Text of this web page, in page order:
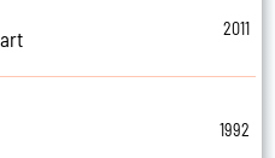
2011
1992